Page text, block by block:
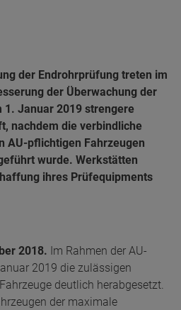
der Endrohrprüfung treten im
der Überwachung der
1. Januar 2019 strengere
nachdem die verbindliche
AU-pflichtigen Fahrzeugen
wurde. Werkstätten
ihres Prüfequipments
2018. Im Rahmen der AU-
2019 die zulässigen
deutlich herabgesetzt.
der maximale